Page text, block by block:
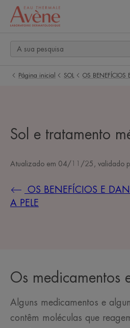
Página inicial SOL OS BENEFÍCIOS
Sol e tratamento
Atualizado em 04/11/25 , validado
OS BENEFÍCIOS E
A PELE
Os medicamentos
Alguns medicamentos e
contêm moléculas que